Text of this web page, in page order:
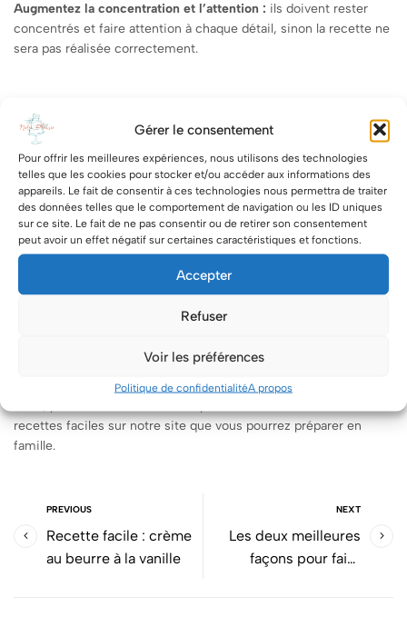
Gérer le consentement
Pour offrir les meilleures expériences, nous utilisons des technologies
telles que les cookies pour stocker et/ou accéder aux informations des
appareils. Le fait de consentir à ces technologies nous permettra de traiter
des données telles que le comportement de navigation ou les ID uniques
sur ce site. Le fait de ne pas consentir ou de retirer son consentement
peut avoir un effet négatif sur certaines caractéristiques et fonctions.
Accepter
Refuser
Voir les préférences
Politique de confidentialitéA propos
Augmentez la concentration et l’attention : ils doivent rester
concentrés et faire attention à chaque détail, sinon la recette ne
sera pas réalisée correctement.
versant les ingrédients dans des bols et des pots, et en versant
le mélange dans des boîtes de conserve à l’aide d’une cuillère.
Renforce la confiance en soi :Au fur et à mesure que les
enfants cuisinent, leur niveau d’indépendance augmente, ce qui
renforce automatiquement leur estime de soi et leur confiance.
nombreuses occasions de développer et d’utiliser leurs deux
boules de pâte, en abaissant la pâte avec un rouleau à pâtisserie
ou en aplatissant la pâte avec les mains.
recettes faciles sur notre site que vous pourrez préparer en
famille.
PREVIOUS
Recette facile : crème
au beurre à la vanille
NEXT
Les deux meilleures
façons pour faire